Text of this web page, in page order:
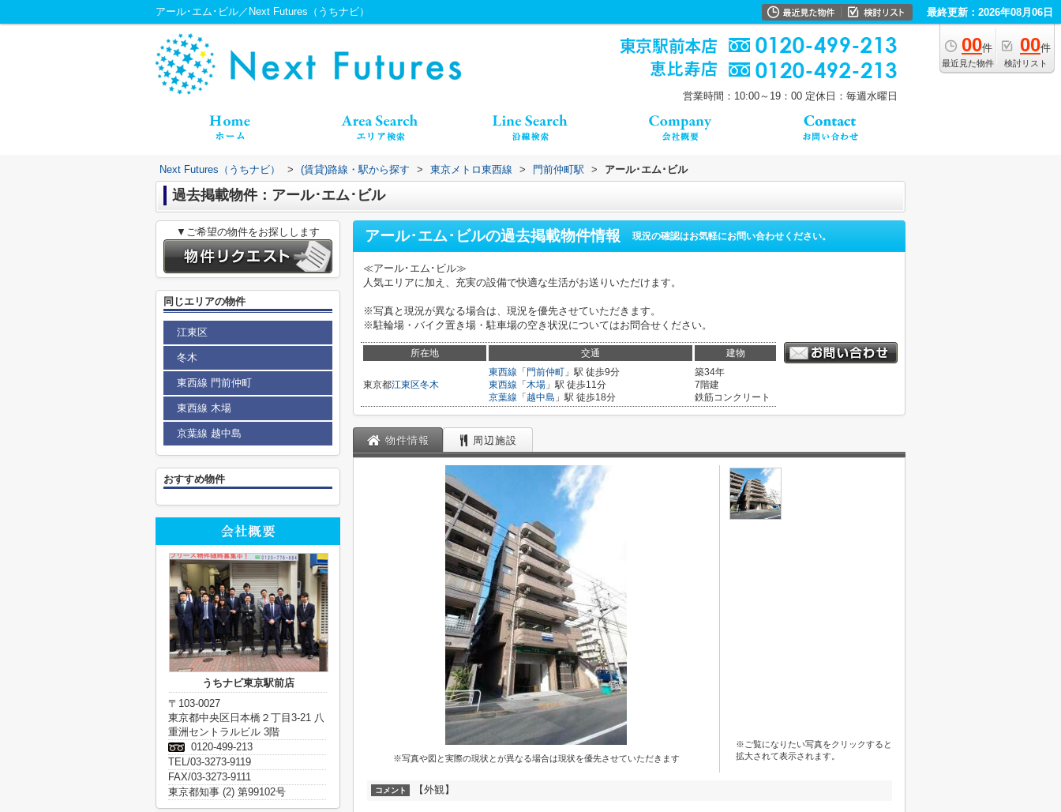
アール･エム･ビル／Next Futures（うちナビ） 最終更新：2026年08月06日
00件
最近見た物件
00件
検討リスト
営業時間：10:00～19：00 定休日：毎週水曜日
Next Futures（うちナビ） > (賃貸)路線・駅から探す > 東京メトロ東西線 > 門前仲町駅 > アール･エム･ビル
過去掲載物件：アール･エム･ビル
アール･エム･ビルの過去掲載物件情報 現況の確認はお気軽にお問い合わせください。
≪アール･エム･ビル≫
人気エリアに加え、充実の設備で快適な生活がお送りいただけます。
※写真と現況が異なる場合は、現況を優先させていただきます。
※駐輪場・バイク置き場・駐車場の空き状況についてはお問合せください。
所在地 交通 建物
東京都江東区冬木
東西線 「 門前仲町 」駅 徒歩9分
東西線 「 木場 」駅 徒歩11分
京葉線 「 越中島 」駅 徒歩18分
築34年
7階建
鉄筋コンクリート
物件情報 周辺施設
※写真や図と実際の現状とが異なる場合は現状を優先させていただきます
※ご覧になりたい写真をクリックすると
拡大されて表示されます。
コメント 【外観】
▼ご希望の物件をお探しします
同じエリアの物件
江東区
冬木
東西線 門前仲町
東西線 木場
京葉線 越中島
おすすめ物件
うちナビ東京駅前店
〒103-0027
東京都中央区日本橋２丁目3-21 八
重洲セントラルビル 3階
0120-499-213
TEL/03-3273-9119
FAX/03-3273-9111
東京都知事 (2) 第99102号